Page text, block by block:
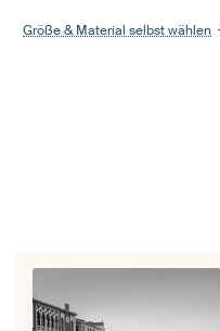
Größe & Material selbst wählen